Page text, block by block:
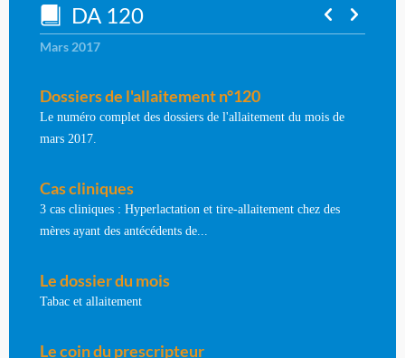
DA 120
Mars 2017
Dossiers de l'allaitement n°120
Le numéro complet des dossiers de l'allaitement du mois de
mars 2017.
Cas cliniques
3 cas cliniques : Hyperlactation et tire-allaitement chez des
mères ayant des antécédents de...
Le dossier du mois
Tabac et allaitement
Le coin du prescripteur